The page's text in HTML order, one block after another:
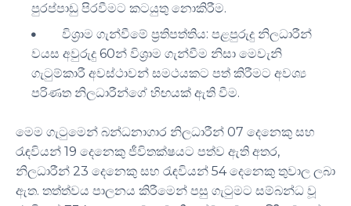
පුරප්පාඩු පිරවීමට කටයුතු නොකිරීම.
විශ්‍රාම ගැන්වීමේ ප්‍රතිපත්තිය: පළපුරුදු නිලධාරීන්
වයස අවුරුදු 60න් විශ්‍රාම ගැන්වීම නිසා මෙවැනි
ගැටුම්කාරී අවස්ථාවන් සමථයකට පත් කිරීමට අවශ්‍ය
පරිණත නිලධාරීන්ගේ හිඟයක් ඇති වීම.
මෙම ගැටුමෙන් බන්ධනාගාර නිලධාරීන් 07 දෙනෙකු සහ
රැඳවියන් 19 දෙනෙකු ජීවිතක්ෂයට පත්ව ඇති අතර,
නිලධාරීන් 23 දෙනෙකු සහ රැඳවියන් 54 දෙනෙකු තුවාල ලබා
ඇත. තත්ත්වය පාලනය කිරීමෙන් පසු ගැටුමට සම්බන්ධ වූ